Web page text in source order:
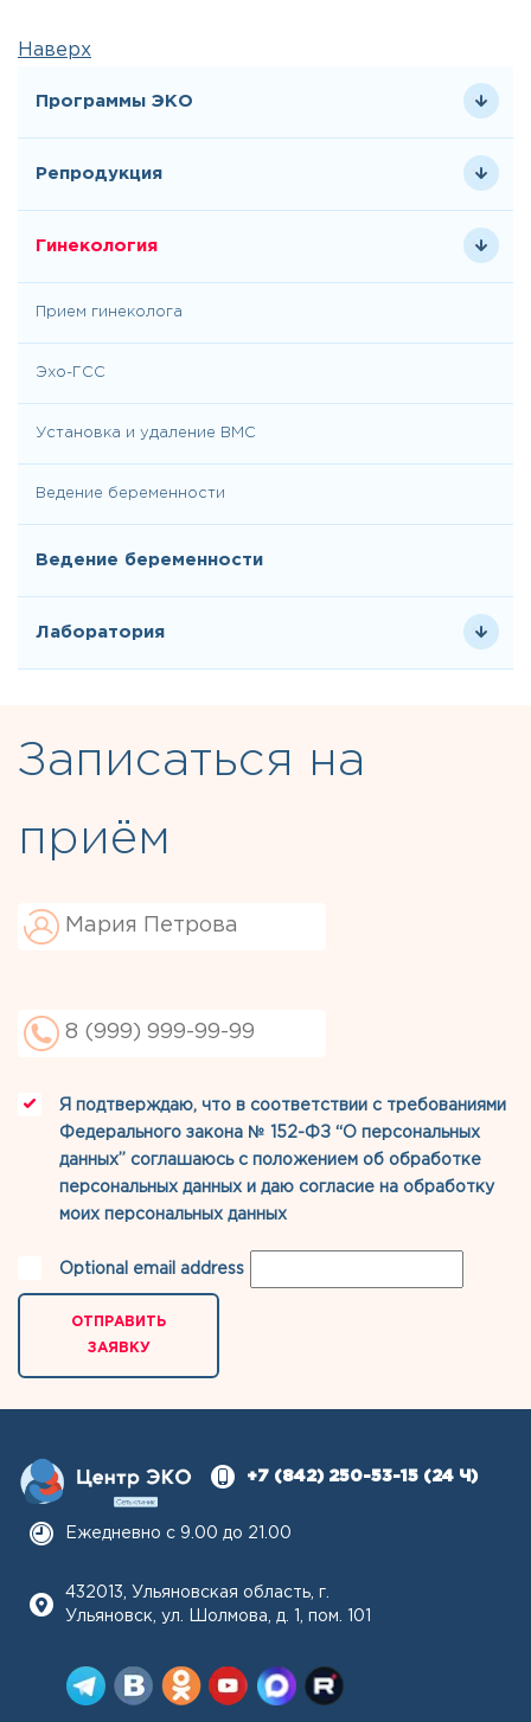
Программы ЭКО
Репродукция
Гинекология
Прием гинеколога
Эхо-ГСС
Установка и удаление ВМС
Ведение беременности
Ведение беременности
Лаборатория
Наверх
Записаться на
приём
Я подтверждаю, что в соответствии с требованиями
Федерального закона № 152-ФЗ “О персональных
данных” соглашаюсь с положением об обработке
персональных данных и даю согласие на обработку
моих персональных данных
Optional email address
ОТПРАВИТЬ
ЗАЯВКУ
+7 (842) 250-53-15 (24 Ч)
Ежедневно с 9.00 до 21.00
432013, Ульяновская область, г.
Ульяновск, ул. Шолмова, д. 1, пом. 101